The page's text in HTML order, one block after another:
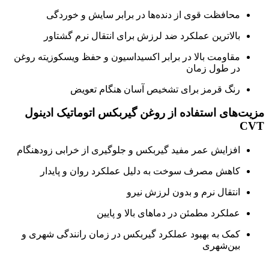
محافظت قوی از دنده‌ها در برابر سایش و خوردگی
بالاترین عملکرد ضد لرزش برای انتقال نرم گشتاور
مقاومت بالا در برابر اکسیداسیون و حفظ ویسکوزیته روغن
در طول زمان
رنگ قرمز برای تشخیص آسان هنگام تعویض
مزیت‌های استفاده از روغن گیربکس اتوماتیک ادینول
CVT
افزایش عمر مفید گیربکس و جلوگیری از خرابی زودهنگام
کاهش مصرف سوخت به دلیل عملکرد روان و پایدار
انتقال نرم و بدون لرزش نیرو
عملکرد مطمئن در دماهای بالا و پایین
کمک به بهبود عملکرد گیربکس در زمان رانندگی شهری و
بین‌شهری